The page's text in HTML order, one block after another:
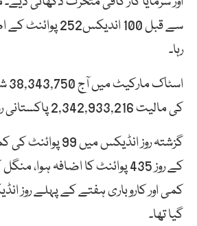
رہا۔
کی مالیت 2,342,933,216 پاکستانی روپے رہی۔
گزشتہ روز انڈیکس
گیا تھا۔